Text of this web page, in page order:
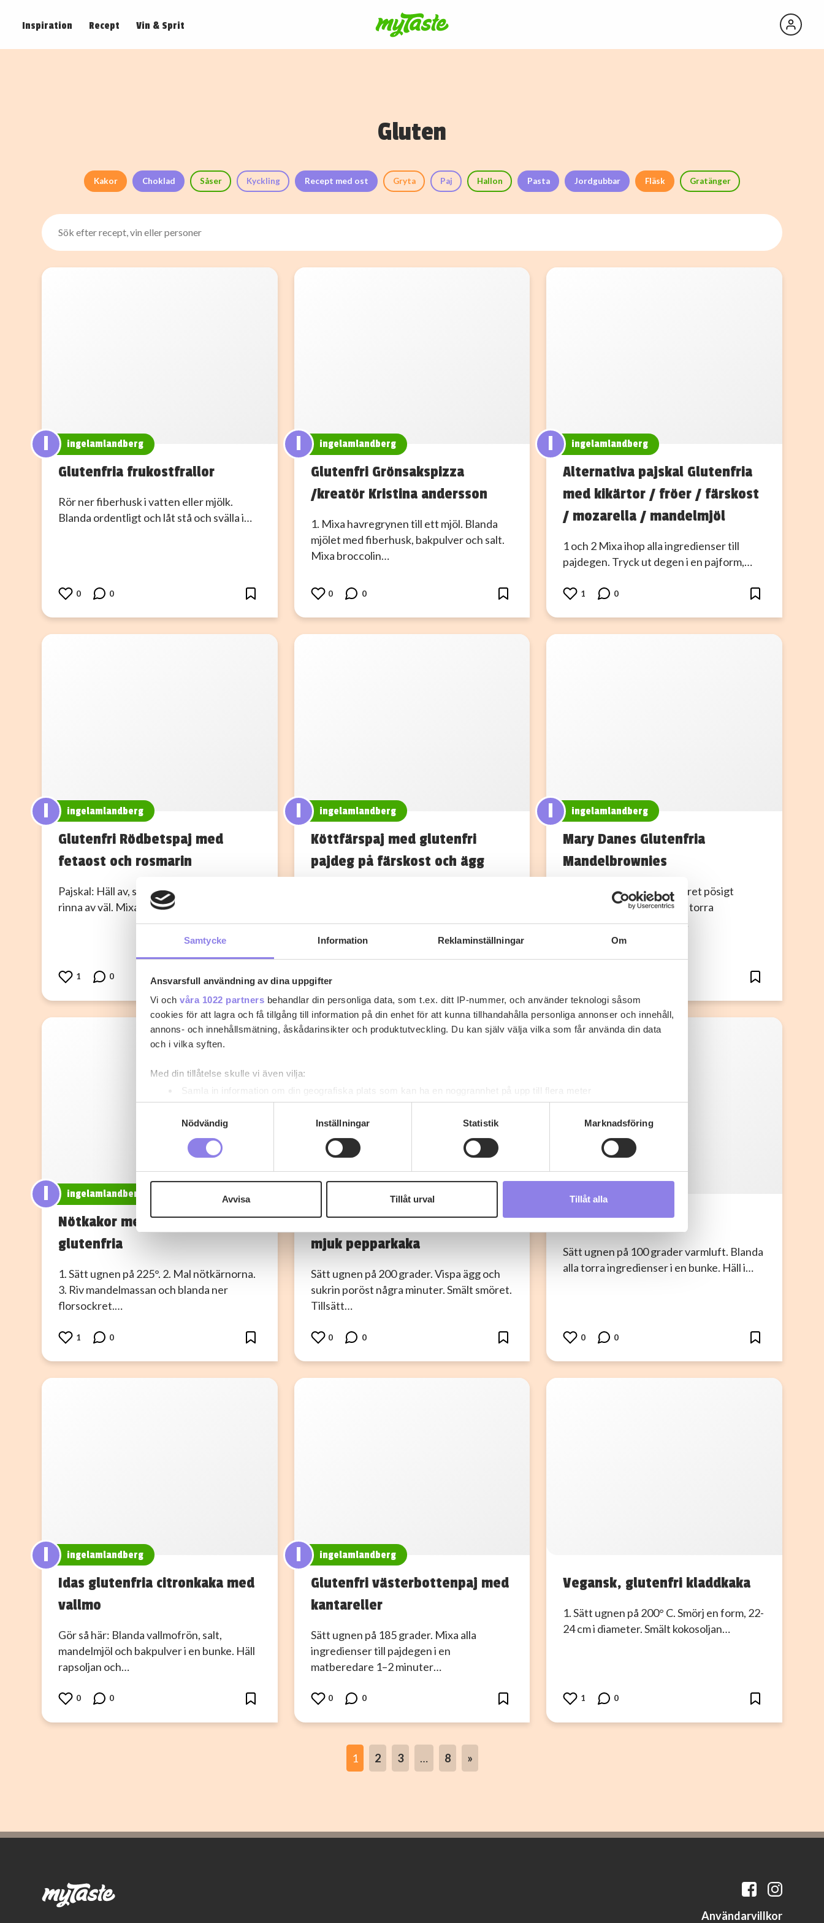
Samtycke Information Reklaminställningar Om
Ansvarsfull användning av dina uppgifter
Vi och våra 1022 partners behandlar din personliga data, som t.ex. ditt IP-nummer, och använder teknologi såsom
cookies för att lagra och få tillgång till information på din enhet för att kunna tillhandahålla personliga annonser och innehåll,
annons- och innehållsmätning, åskådarinsikter och produktutveckling. Du kan själv välja vilka som får använda din data
och i vilka syften.
Med din tillåtelse skulle vi även vilja:
Samla in information om din geografiska plats som kan ha en noggrannhet på upp till flera meter
Identifiera din enhet genom att aktivt skanna den för specifika kännetecken (fingeravtryck)
Ta reda på mer om hur dina personliga uppgifter behandlas och ställ in dina preferenser i
detaljsektionen. Du kan ändra
eller dra tillbaka ditt samtycke när som helst från cookie-förklaringen.
eller äldre. Genom att besöka webbplatsen intygar du att du är 25 år eller äldre.
till de sociala medier och annons- och analysföretag som vi samarbetar med. Dessa kan i sin tur kombinera informationen
med annan information som du har tillhandahållit eller som de har samlat in när du har använt deras tjänster.
Nödvändig
Inställningar Statistik Marknadsföring
Avvisa Tillåt urval Tillåt alla
Inspiration Recept Vin & Sprit
Gluten
Kakor Choklad Såser Kyckling Recept med ost Gryta Paj Hallon Pasta Jordgubbar Fläsk Gratänger
I ingelamlandberg
Glutenfria frukostfrallor
Rör ner fiberhusk i vatten eller mjölk.
Blanda ordentligt och låt stå och svälla i…
0 0
I ingelamlandberg
Glutenfri Grönsakspizza
/kreatör Kristina andersson
1. Mixa havregrynen till ett mjöl. Blanda
mjölet med fiberhusk, bakpulver och salt.
Mixa broccolin…
0 0
I ingelamlandberg
Alternativa pajskal Glutenfria
med kikärtor / fröer / färskost
/ mozarella / mandelmjöl
1 och 2 Mixa ihop alla ingredienser till
pajdegen. Tryck ut degen i en pajform,…
1 0
I ingelamlandberg
Glutenfri Rödbetspaj med
fetaost och rosmarin
Pajskal: Häll av, skölj och låt kikärterna
rinna av väl. Mixa till ett fint mjöl.…
1 0
I ingelamlandberg
Köttfärspaj med glutenfri
pajdeg på färskost och ägg
och paprikapulvret till en jämn…
I ingelamlandberg
Mary Danes Glutenfria
Mandelbrownies
Vispa äggen med strösockret pösigt
ganksa länge. Rör ihop alla torra
ingredienser och häll ner…
I ingelamlandberg
Nötkakor med mandelmassa –
glutenfria
1. Sätt ugnen på 225°. 2. Mal nötkärnorna.
3. Riv mandelmassan och blanda ner
florsockret.…
1 0
ingelamlandberg
Ulrika Davidssons / glutenfri
mjuk pepparkaka
Sätt ugnen på 200 grader. Vispa ägg och
sukrin poröst några minuter. Smält smöret.
Tillsätt…
0 0
asaeon
Granola (glutenfri)
Sätt ugnen på 100 grader varmluft. Blanda
alla torra ingredienser i en bunke. Häll i…
0 0
I ingelamlandberg
Idas glutenfria citronkaka med
vallmo
Gör så här: Blanda vallmofrön, salt,
mandelmjöl och bakpulver i en bunke. Häll
rapsoljan och…
0 0
I ingelamlandberg
Glutenfri västerbottenpaj med
kantareller
Sätt ugnen på 185 grader. Mixa alla
ingredienser till pajdegen i en
matberedare 1–2 minuter…
0 0
Vegansk, glutenfri kladdkaka
1. Sätt ugnen på 200° C. Smörj en form, 22-
24 cm i diameter. Smält kokosoljan…
1 0
1 2 3 … 8 »
Användarvillkor